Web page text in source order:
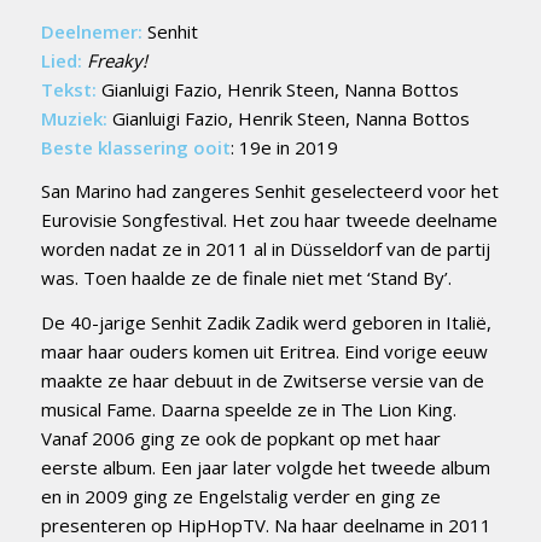
Deelnemer: Senhit
Lied: Freaky!
Tekst: Gianluigi Fazio, Henrik Steen, Nanna Bottos
Muziek: Gianluigi Fazio, Henrik Steen, Nanna Bottos
Beste klassering ooit: 19e in 2019
San Marino had zangeres Senhit geselecteerd voor het
Eurovisie Songfestival. Het zou haar tweede deelname
worden nadat ze in 2011 al in Düsseldorf van de partij
was. Toen haalde ze de finale niet met ‘Stand By’.
De 40-jarige Senhit Zadik Zadik werd geboren in Italië,
maar haar ouders komen uit Eritrea. Eind vorige eeuw
maakte ze haar debuut in de Zwitserse versie van de
musical Fame. Daarna speelde ze in The Lion King.
Vanaf 2006 ging ze ook de popkant op met haar
eerste album. Een jaar later volgde het tweede album
en in 2009 ging ze Engelstalig verder en ging ze
presenteren op HipHopTV. Na haar deelname in 2011